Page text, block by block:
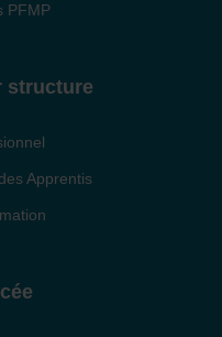
PFMP
structure
Apprentis